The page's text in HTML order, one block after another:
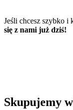
Jeśli chcesz szybko i
się z nami już dziś!
Skupujemy